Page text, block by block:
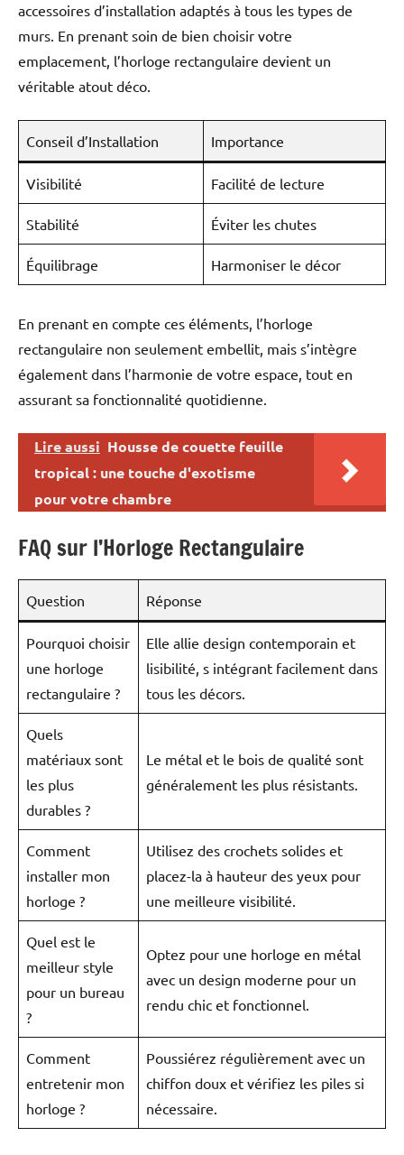
accessoires d’installation adaptés à tous les types de
murs. En prenant soin de bien choisir votre
emplacement, l’horloge rectangulaire devient un
véritable atout déco.
Conseil d’Installation Importance
Visibilité Facilité de lecture
Stabilité Éviter les chutes
Équilibrage Harmoniser le décor
En prenant en compte ces éléments, l’horloge
rectangulaire non seulement embellit, mais s’intègre
également dans l’harmonie de votre espace, tout en
assurant sa fonctionnalité quotidienne.
Lire aussi Housse de couette feuille
tropical : une touche d'exotisme
pour votre chambre
FAQ sur l’Horloge Rectangulaire
Question Réponse
Pourquoi choisir
une horloge
rectangulaire ?
Elle allie design contemporain et
lisibilité, s intégrant facilement dans
tous les décors.
Quels
matériaux sont
les plus
durables ?
Le métal et le bois de qualité sont
généralement les plus résistants.
Comment
installer mon
horloge ?
Utilisez des crochets solides et
placez-la à hauteur des yeux pour
une meilleure visibilité.
Quel est le
meilleur style
pour un bureau
?
Optez pour une horloge en métal
avec un design moderne pour un
rendu chic et fonctionnel.
Comment
entretenir mon
horloge ?
Poussiérez régulièrement avec un
chiffon doux et vérifiez les piles si
nécessaire.